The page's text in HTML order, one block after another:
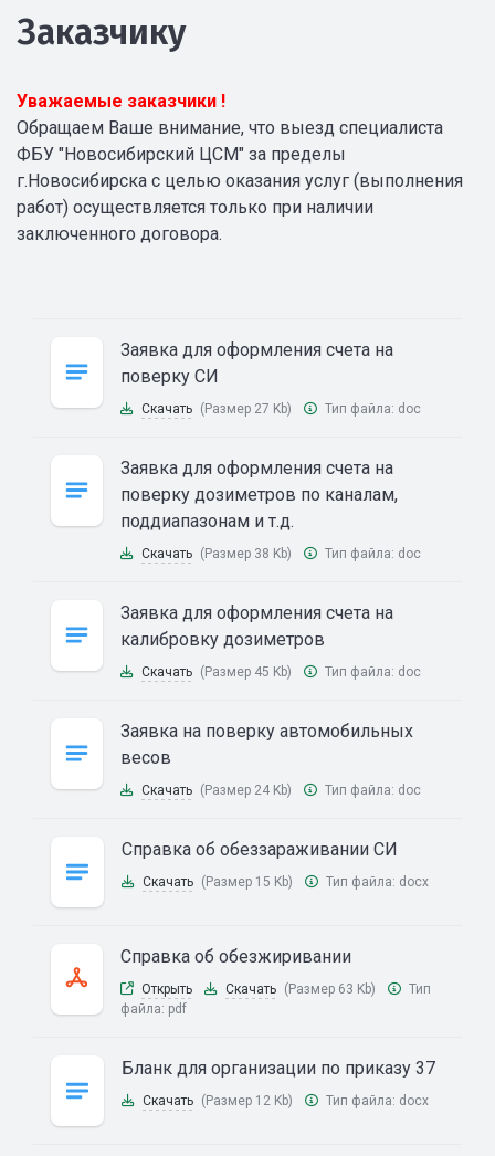
Заказчику
Уважаемые заказчики !
Обращаем Ваше внимание, что выезд специалиста
ФБУ "Новосибирский ЦСМ" за пределы
г.Новосибирска с целью оказания услуг (выполнения
работ) осуществляется только при наличии
заключенного договора.
Заявка для оформления счета на
поверку СИ
Скачать (Размер 27 Kb) Тип файла: doc
Заявка для оформления счета на
поверку дозиметров по каналам,
поддиапазонам и т.д.
Скачать (Размер 38 Kb) Тип файла: doc
Заявка для оформления счета на
калибровку дозиметров
Скачать (Размер 45 Kb) Тип файла: doc
Заявка на поверку автомобильных
весов
Скачать (Размер 24 Kb) Тип файла: doc
Справка об обеззараживании СИ
Скачать (Размер 15 Kb) Тип файла: docx
Справка об обезжиривании
Открыть Скачать (Размер 63 Kb)
Тип
файла: pdf
Бланк для организации по приказу 37
Скачать (Размер 12 Kb) Тип файла: docx